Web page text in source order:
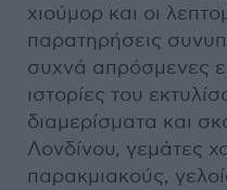
χιούμορ και οι
παρατηρήσεις
συχνά απρόσμενες
ιστορίες του
διαμερίσματα και
Λονδίνου, γεμάτες
παρακμιακούς,